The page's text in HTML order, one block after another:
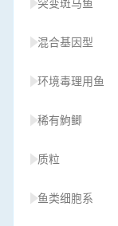
突变斑马鱼
混合基因型
环境毒理用鱼
稀有鮈鲫
质粒
鱼类细胞系